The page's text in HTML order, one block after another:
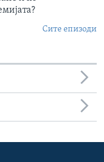
Сите епизоди